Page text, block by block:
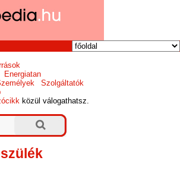
Energiatan
Szolgáltatók
közül válogathatsz.